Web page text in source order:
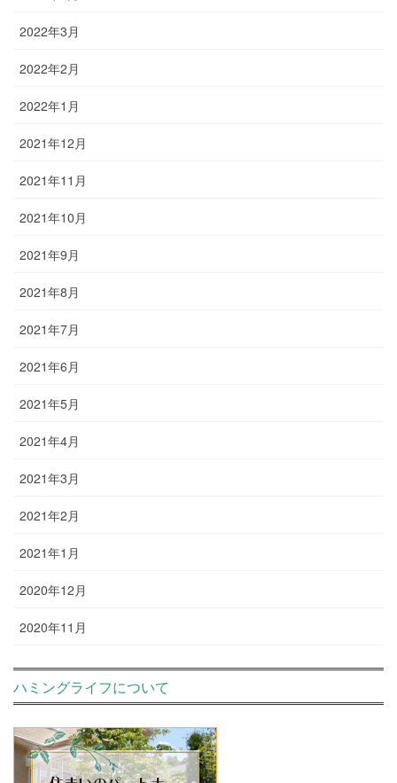
2022年3月
2022年2月
2022年1月
2021年12月
2021年11月
2021年10月
2021年9月
2021年8月
2021年7月
2021年6月
2021年5月
2021年4月
2021年3月
2021年2月
2021年1月
2020年12月
2020年11月
ハミングライフについて